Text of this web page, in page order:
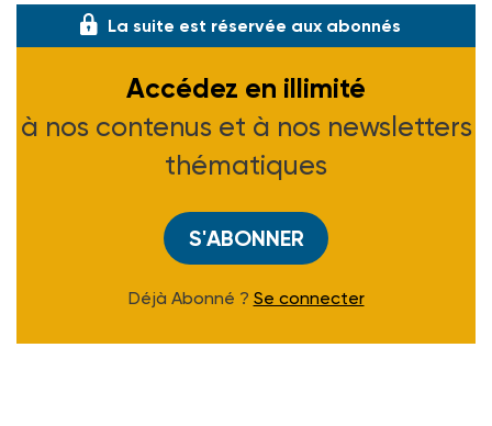
La suite est réservée aux abonnés
Accédez en illimité
à nos contenus et à nos newsletters
thématiques
S'ABONNER
Déjà Abonné ? Se connecter